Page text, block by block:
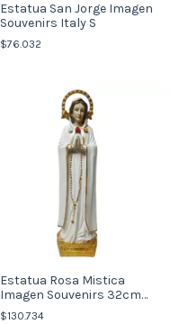
Estatua San Jorge Imagen
Souvenirs Italy S
$76.032
Estatua Rosa Mistica
Imagen Souvenirs 32cm
(Italy)
$130.734